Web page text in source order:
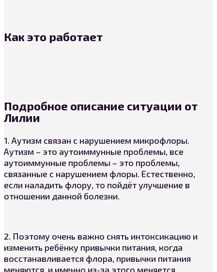
Как это работает
Подробное описание ситуации от
Лилии
1. Аутизм связан с нарушением микрофлоры.
Аутизм – это аутоиммунные проблемы, все
аутоиммунные проблемы – это проблемы,
связанные с нарушением флоры. Естественно,
если наладить флору, то пойдёт улучшение в
отношении данной болезни.
2. Поэтому очень важно снять интоксикацию и
изменить ребёнку привычки питания, когда
восстанавливается флора, привычки питания
меняются, и именно из-за этого меняется